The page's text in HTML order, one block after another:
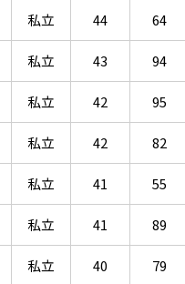
私立 44 64
私立 43 94
私立 42 95
私立 42 82
私立 41 55
私立 41 89
私立 40 79